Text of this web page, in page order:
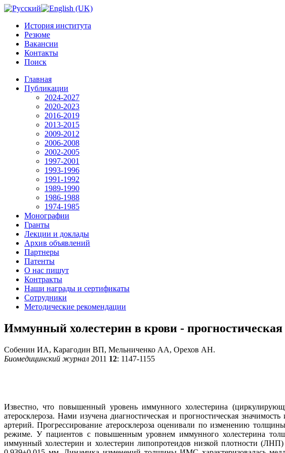
История института
Резюме
Вакансии
Контакты
Поиск
Главная
Публикации
2024-2027
2020-2023
2016-2019
2013-2015
2009-2012
2006-2008
2002-2005
1997-2001
1993-1996
1991-1992
1989-1990
1986-1988
1974-1985
Монографии
Гранты
Лекции и доклады
Архив объявлений
Партнеры
Патенты
О нас пишут
Контракты
Наши награды и сертификаты
Сотрудники
Методические рекомендации
Иммунный холестерин в крови - прогностическая
Собенин ИА, Карагодин ВП, Мельниченко АА, Орехов АН.
Биомедицинский журнал 2011 12: 1147-1155
Известно, что повышенный уровень иммунного холестерина
атеросклероза. Нами изучена диагностическая и прогностическая
артерий. Прогрессирование атеросклероза оценивали по изменению
режиме. У пациентов с повышенным уровнем иммунного холестерина
иммунный холестерин и холестерин липопротеидов низкой плотности